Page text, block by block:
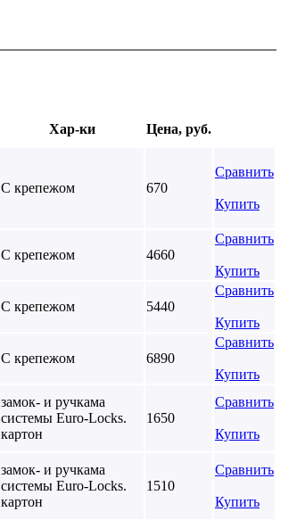
Хар-ки Цена, руб.
С крепежом 670
Сравнить
Купить
С крепежом 4660
Сравнить
Купить
С крепежом 5440
Сравнить
Купить
С крепежом 6890
Сравнить
Купить
замок- и ручкама
системы Euro-Locks.
картон
1650
Сравнить
Купить
замок- и ручкама
системы Euro-Locks.
картон
1510
Сравнить
Купить